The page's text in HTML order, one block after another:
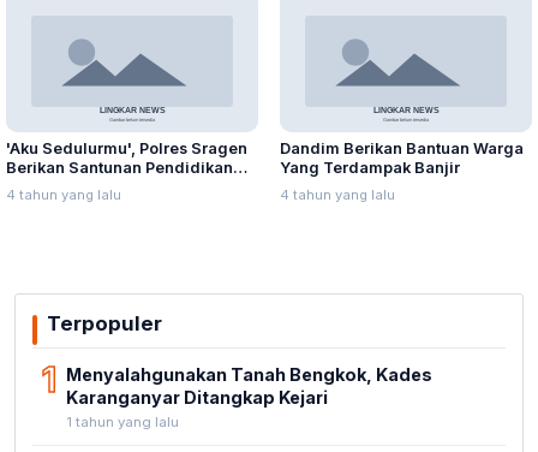
'Aku Sedulurmu', Polres Sragen
Berikan Santunan Pendidikan
Anak Yatim Piatu
4 tahun yang lalu
Dandim Berikan Bantuan Warga
Yang Terdampak Banjir
4 tahun yang lalu
Terpopuler
1 Menyalahgunakan Tanah Bengkok, Kades
Karanganyar Ditangkap Kejari
1 tahun yang lalu